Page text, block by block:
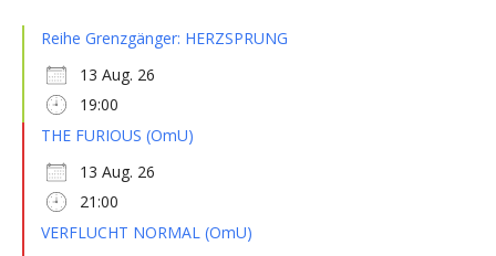
Reihe Grenzgänger: HERZSPRUNG
13 Aug. 26
19:00
THE FURIOUS (OmU)
13 Aug. 26
21:00
VERFLUCHT NORMAL (OmU)